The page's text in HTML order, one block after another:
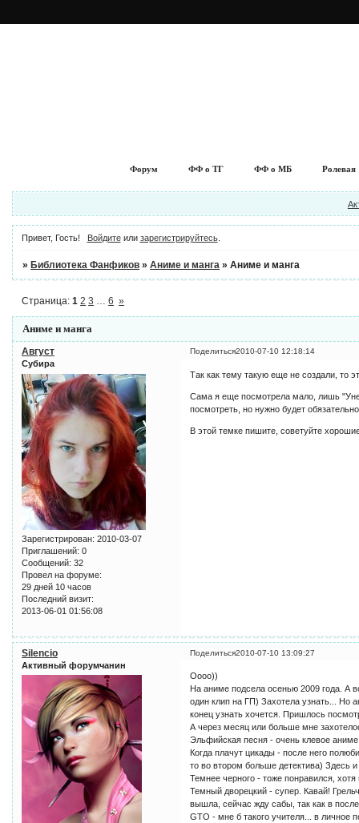
Форум ФФ о ТГ ФФ о МБ Ролевая
Привет, Гость! Войдитеили зарегистрируйтесь.
» Библиотека Фанфиков »Аниме и манга »Аниме и манга
Аниме и манга
Страница:1 2 3 … 6 »
Поделиться2010-07-10 12:18:14
Август
Субира
Зарегистрирован: 2010-03-07
Приглашений: 0
Сообщений: 32
Провел на форуме:
29 дней 10 часов
Последний визит:
2013-06-01 01:56:08
Так как тему такую еще не создали, то
Сама я еще посмотрела мало, лишь
посмотреть, но нужно будет
В этой темке пишите, советуйте
Поделиться2010-07-10 13:09:27
Silencio
Активный форумчанин
Оооо))
На аниме подсела осенью 2009 года. А
один клип на ГП) Захотела узнать... Но
конец узнать хочется. Пришлось
А через месяц или больше мне
Эльфийская песня - очень клевое
Когда плачут цикады - после него
то во втором больше детектива) Здесь
Темнее черного - тоже понравился,
Темный дворецкий - супер. Кавай!
вышла, сейчас жду сабы, так как в
GTO - мне б такого учителя... в личное